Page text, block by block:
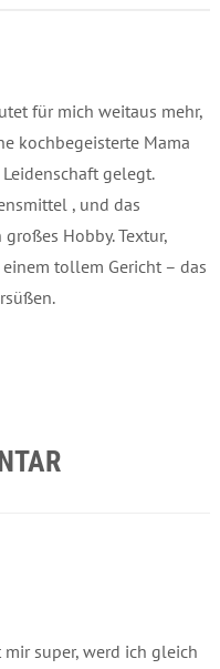
für mich weitaus mehr,
kochbegeisterte Mama
gelegt.
, und das
Hobby. Textur,
tollem Gericht – das
super, werd ich gleich